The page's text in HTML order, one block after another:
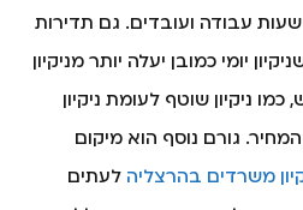
שעות עבודה ועובדים. גם תדירות
יומי כמובן יעלה יותר מניקיון
ניקיון שוטף לעומת ניקיון
גורם נוסף הוא מיקום
משרדים בהרצליה לעתים